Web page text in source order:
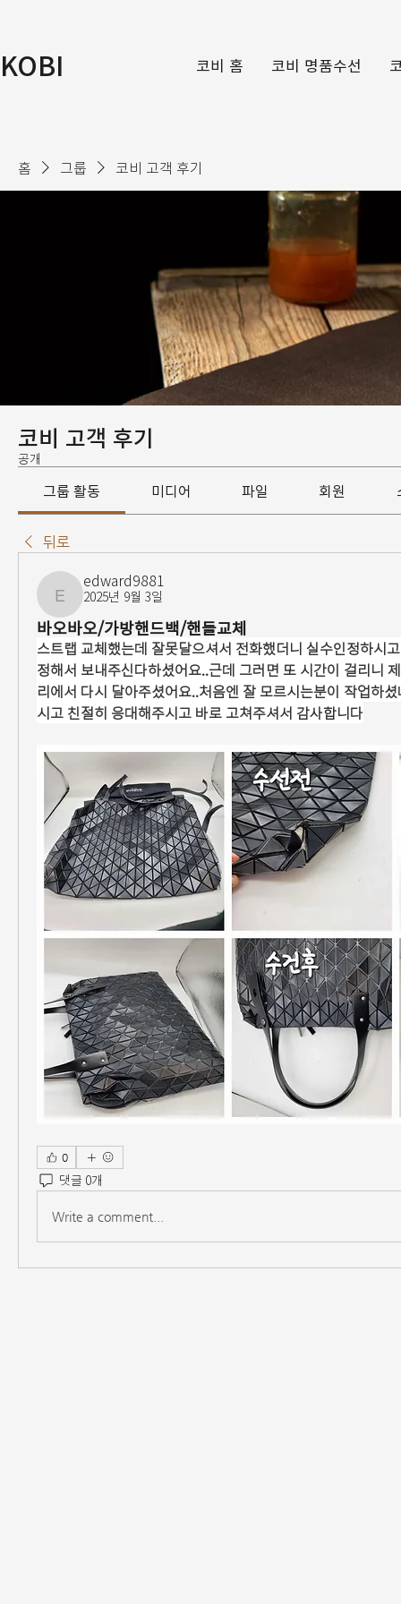
KOBI 코비 홈 코비 명품수선
홈 그룹 코비 고객 후기
코비 고객 후기
공개
그룹 활동 미디어 파일 회원
뒤로
edward9881
edward9881
2025년 9월 3일
바오바오/가방핸드백/핸들교체
스트랩 교체했는데 잘못달으셔서 전화했더니 실수인정하시
정해서 보내주신다하셨어요..근데 그러면 또 시간이 걸리니
리에서 다시 달아주셨어요..처음엔 잘 모르시는분이 작업하
시고 친절히 응대해주시고 바로 고쳐주셔서 감사합니다
0
댓글 0개
Write a comment...